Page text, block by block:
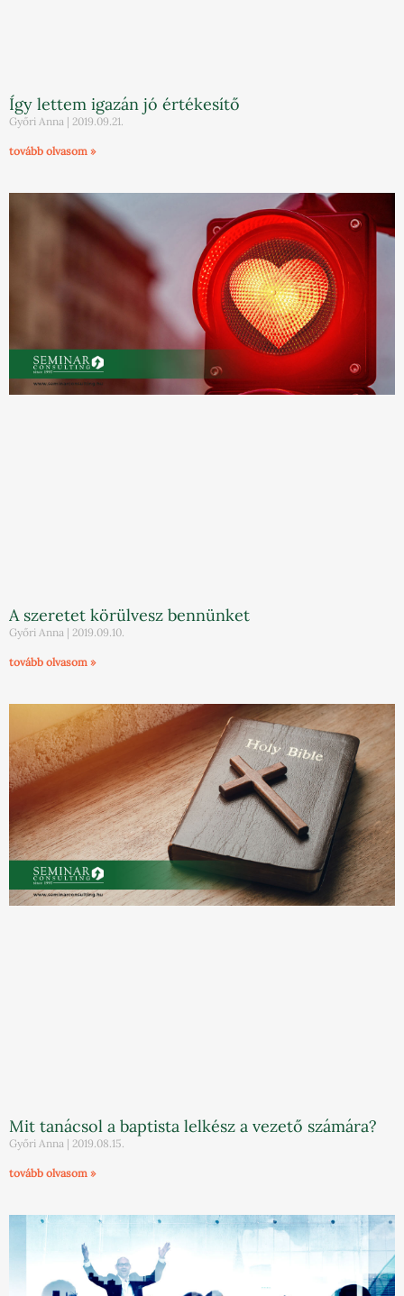
Így lettem igazán jó értékesítő
Győri Anna 2019.09.21.
tovább olvasom »
A szeretet körülvesz bennünket
Győri Anna 2019.09.10.
tovább olvasom »
Mit tanácsol a baptista lelkész a vezető számára?
Győri Anna 2019.08.15.
tovább olvasom »